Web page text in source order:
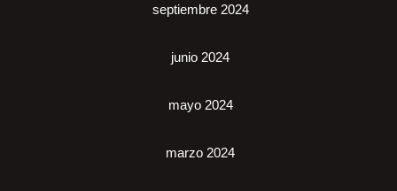
septiembre 2024
junio 2024
mayo 2024
marzo 2024